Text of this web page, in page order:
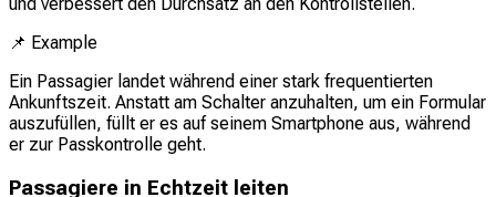
📌 Example
Ein Passagier landet während einer stark frequentierten
Ankunftszeit. Anstatt am Schalter anzuhalten, um ein Formular
auszufüllen, füllt er es auf seinem Smartphone aus, während
er zur Passkontrolle geht.
Passagiere in Echtzeit leiten